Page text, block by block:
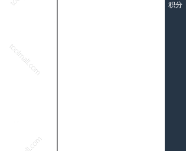
积分